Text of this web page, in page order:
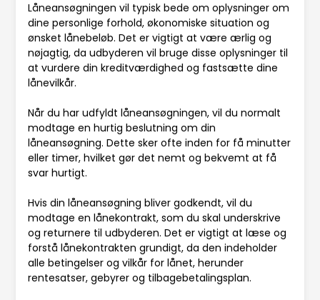
Låneansøgningen vil typisk bede om oplysninger om
dine personlige forhold, økonomiske situation og
ønsket lånebeløb. Det er vigtigt at være ærlig og
nøjagtig, da udbyderen vil bruge disse oplysninger til
at vurdere din kreditværdighed og fastsætte dine
lånevilkår.
Når du har udfyldt låneansøgningen, vil du normalt
modtage en hurtig beslutning om din
låneansøgning. Dette sker ofte inden for få minutter
eller timer, hvilket gør det nemt og bekvemt at få
svar hurtigt.
Hvis din låneansøgning bliver godkendt, vil du
modtage en lånekontrakt, som du skal underskrive
og returnere til udbyderen. Det er vigtigt at læse og
forstå lånekontrakten grundigt, da den indeholder
alle betingelser og vilkår for lånet, herunder
rentesatser, gebyrer og tilbagebetalingsplan.